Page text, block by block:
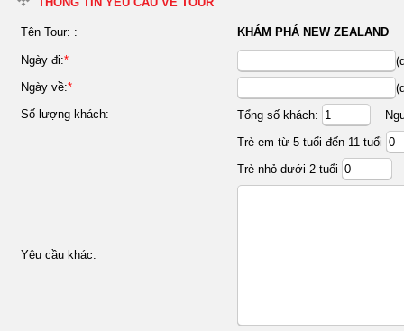
Tên Tour: : KHÁM PHÁ NEW ZEALAND
Ngày đi:*
Ngày về:*
Số lượng khách:
Tổng số khách:
Trẻ em từ 5 tuổi đến 11 tuổi
Trẻ nhỏ dưới 2 tuổi
Yêu cầu khác: